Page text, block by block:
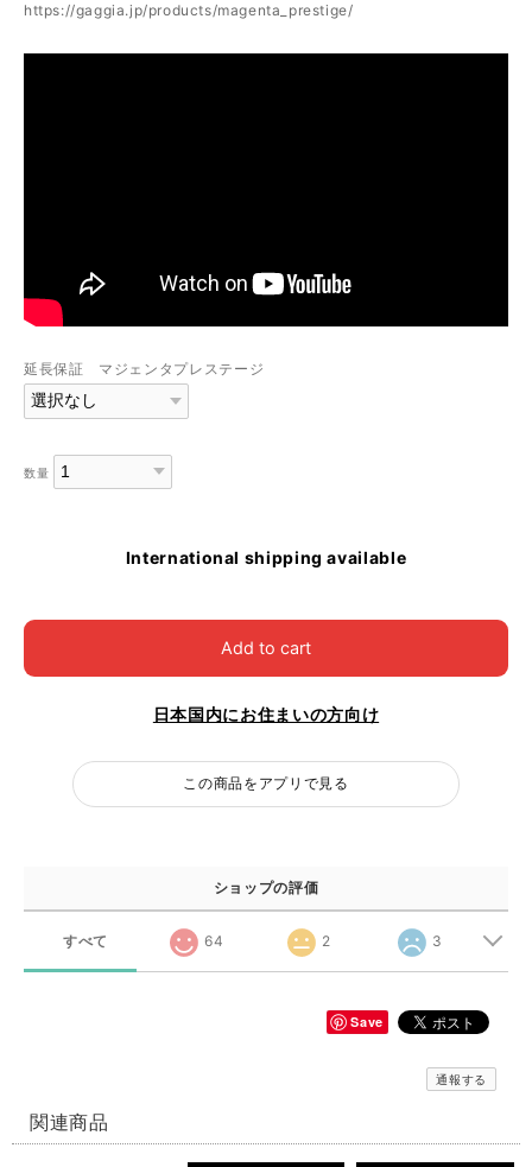
https://gaggia.jp/products/magenta_prestige/
延長保証 マジェンタプレステージ
数量
International shipping available
Add to cart
日本国内にお住まいの方向け
この商品をアプリで見る
ショップの評価
すべて 64 2 3
Save
通報する
関連商品